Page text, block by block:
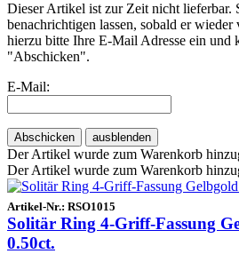
Dieser Artikel ist zur Zeit nicht lieferbar.
benachrichtigen lassen, sobald er
hierzu bitte Ihre E-Mail Adresse ein und
"Abschicken".
E-Mail:
Abschicken ausblenden
Der Artikel wurde zum Warenkorb
Der Artikel wurde zum Warenkorb
Artikel-Nr.: RSO1015
Solitär Ring 4-Griff-Fassung
0.50ct.